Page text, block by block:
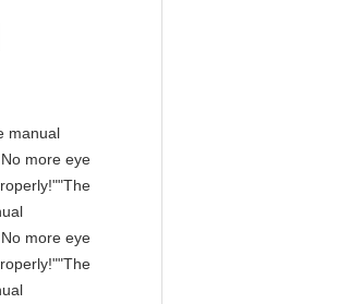
manual
more eye
more eye